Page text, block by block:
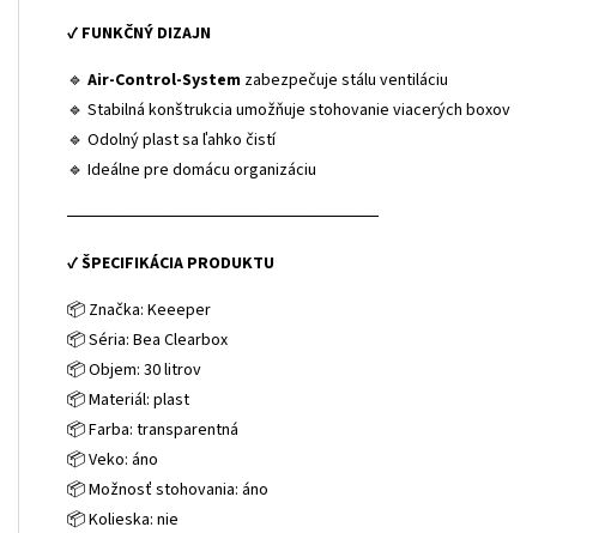
✔ FUNKČNÝ DIZAJN
🔹 Air-Control-System zabezpečuje stálu ventiláciu
🔹 Stabilná konštrukcia umožňuje stohovanie viacerých boxov
🔹 Odolný plast sa ľahko čistí
🔹 Ideálne pre domácu organizáciu
──────────────────────────
✔ŠPECIFIKÁCIA PRODUKTU
📦 Značka: Keeeper
📦 Séria: Bea Clearbox
📦 Objem: 30 litrov
📦 Materiál: plast
📦 Farba: transparentná
📦 Veko: áno
📦 Možnosť stohovania: áno
📦 Kolieska: nie